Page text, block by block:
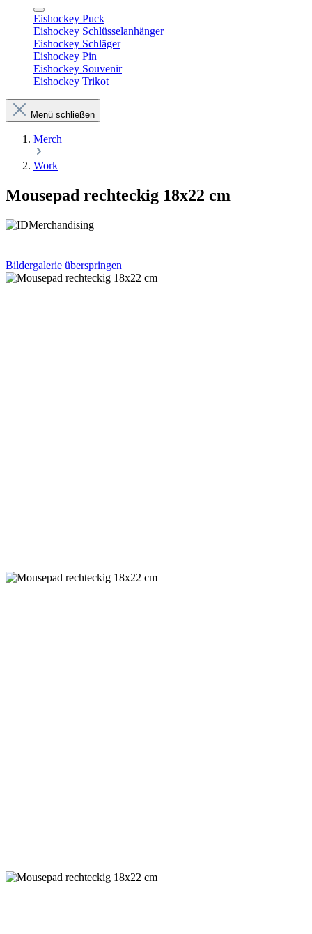
Eishockey Puck
Eishockey Schlüsselanhänger
Eishockey Schläger
Eishockey Pin
Eishockey Souvenir
Eishockey Trikot
Menü schließen
Merch
Work
Mousepad rechteckig 18x22 cm
Bildergalerie überspringen